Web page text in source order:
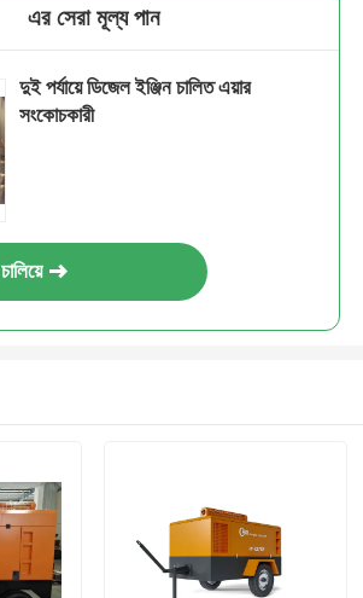
এর সেরা মূল্য পান
দুই পর্যায়ে ডিজেল ইঞ্জিন চালিত এয়ার
সংকোচকারী
চালিয়ে